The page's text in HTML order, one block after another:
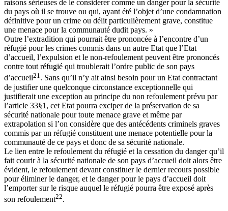
raisons sérieuses de le considérer comme un danger pour la sécurité
du pays où il se trouve ou qui, ayant été l’objet d’une condamnation
définitive pour un crime ou délit particulièrement grave, constitue
une menace pour la communauté dudit pays. »
Outre l’extradition qui pourrait être prononcée à l’encontre d’un
réfugié pour les crimes commis dans un autre Etat que l’Etat
d’accueil, l’expulsion et le non-refoulement peuvent être prononcés
contre tout réfugié qui troublerait l’ordre public de son pays
d’accueil21 . Sans qu’il n’y ait ainsi besoin pour un Etat contractant
de justifier une quelconque circonstance exceptionnelle qui
justifierait une exception au principe du non refoulement prévu par
l’article 33§1, cet Etat pourra exciper de la préservation de sa
sécurité nationale pour toute menace grave et même par
extrapolation si l’on considère que des antécédents criminels graves
commis par un réfugié constituent une menace potentielle pour la
communauté de ce pays et donc de sa sécurité nationale.
Le lien entre le refoulement du réfugié et la cessation du danger qu’il
fait courir à la sécurité nationale de son pays d’accueil doit alors être
évident, le refoulement devant constituer le dernier recours possible
pour éliminer le danger, et le danger pour le pays d’accueil doit
l’emporter sur le risque auquel le réfugié pourra être exposé après
son refoulement22.